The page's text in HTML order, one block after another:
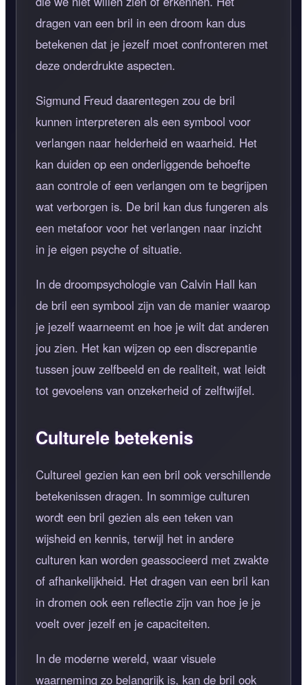
dragen van een bril in een droom kan dus
betekenen dat je jezelf moet confronteren met
deze onderdrukte aspecten.
Sigmund Freud daarentegen zou de bril
kunnen interpreteren als een symbool voor
verlangen naar helderheid en waarheid. Het
kan duiden op een onderliggende behoefte
aan controle of een verlangen om te begrijpen
wat verborgen is. De bril kan dus fungeren als
een metafoor voor het verlangen naar inzicht
in je eigen psyche of situatie.
In de droompsychologie van Calvin Hall kan
de bril een symbool zijn van de manier waarop
je jezelf waarneemt en hoe je wilt dat anderen
jou zien. Het kan wijzen op een discrepantie
tussen jouw zelfbeeld en de realiteit, wat leidt
tot gevoelens van onzekerheid of zelftwijfel.
Culturele betekenis
Cultureel gezien kan een bril ook verschillende
betekenissen dragen. In sommige culturen
wordt een bril gezien als een teken van
wijsheid en kennis, terwijl het in andere
culturen kan worden geassocieerd met zwakte
of afhankelijkheid. Het dragen van een bril kan
in dromen ook een reflectie zijn van hoe je je
voelt over jezelf en je capaciteiten.
In de moderne wereld, waar visuele
waarneming zo belangrijk is, kan de bril ook